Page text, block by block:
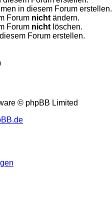
in diesem Forum erstellen.
Forum nicht ändern.
Forum nicht löschen.
Forum erstellen.
© phpBB Limited